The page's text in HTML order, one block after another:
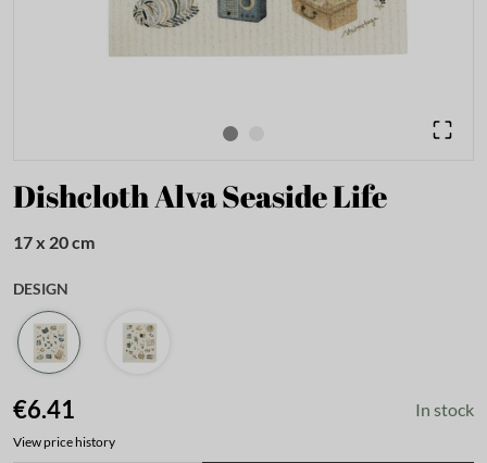
Dishcloth Alva Seaside Life
17 x 20 cm
DESIGN
€6.41 In stock
View price history